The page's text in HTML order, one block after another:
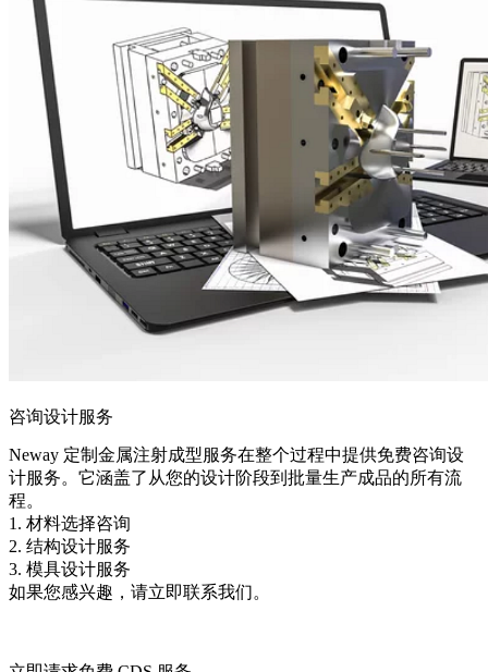
咨询设计服务
Neway 定制金属注射成型服务在整个过程中提供免费咨询设
计服务。它涵盖了从您的设计阶段到批量生产成品的所有流
程。
1. 材料选择咨询
2. 结构设计服务
3. 模具设计服务
如果您感兴趣，请立即联系我们。